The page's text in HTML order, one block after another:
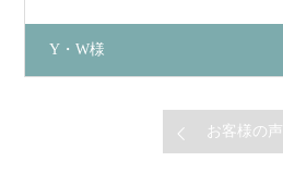
Y・W様
お客様の声